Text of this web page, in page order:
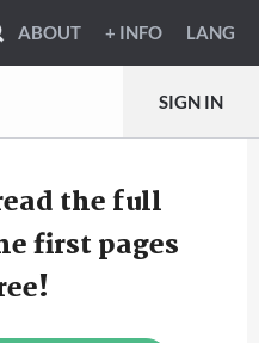
ABOUT + INFO LANG
SIGN IN
the full
first pages